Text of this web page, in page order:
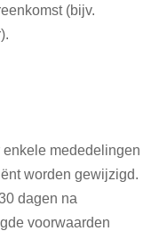
(bijv.
mededelingen
worden gewijzigd.
dagen na
voorwaarden